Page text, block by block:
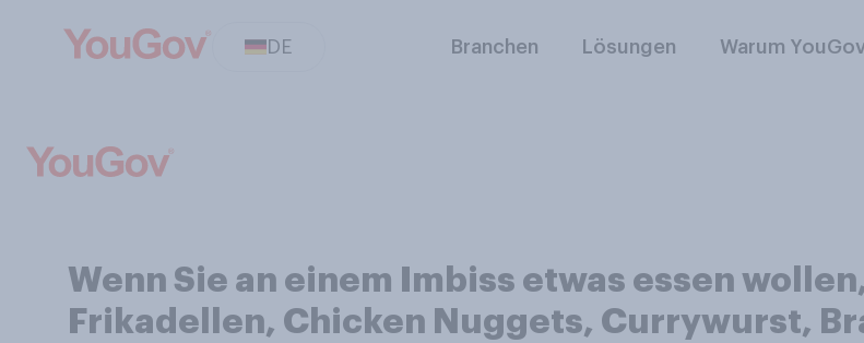
DE Branchen Lösungen Warum
Wenn Sie an einem Imbiss etwas essen
Frikadellen, Chicken Nuggets, Currywurst,